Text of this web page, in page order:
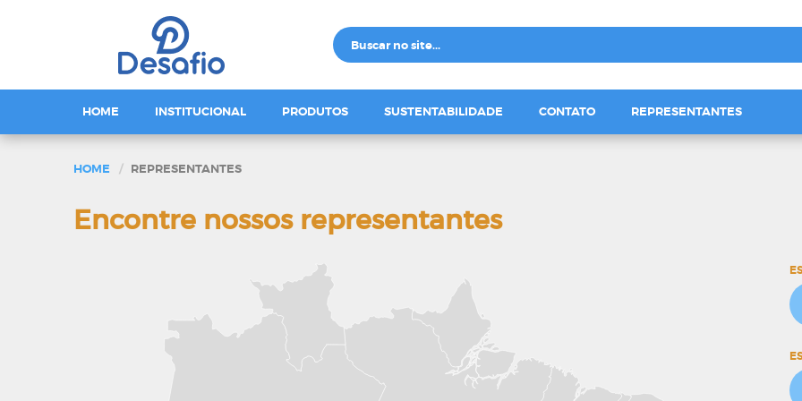
HOME INSTITUCIONAL PRODUTOS SUSTENTABILIDADE CONTATO REPRESENTANTES
HOME REPRESENTANTES
Encontre nossos representantes